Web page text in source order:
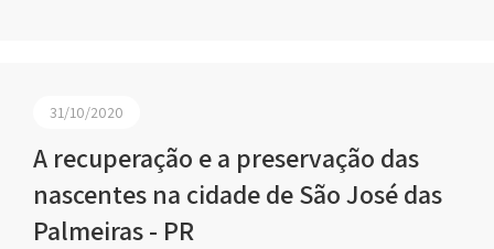
31/10/2020
A recuperação e a preservação das
nascentes na cidade de São José das
Palmeiras - PR